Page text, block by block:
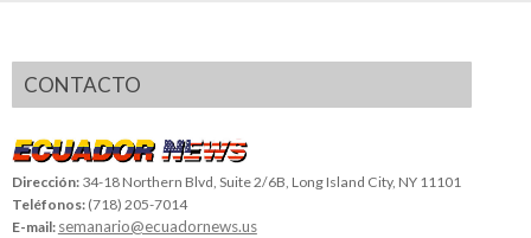
CONTACTO
Dirección: 34-18 Northern Blvd, Suite 2/6B, Long Island City, NY 11101
Teléfonos: (718) 205-7014
E-mail: semanario@ecuadornews.us